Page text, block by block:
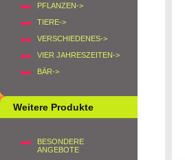
PFLANZEN->
TIERE->
VERSCHIEDENES->
VIER JAHRESZEITEN->
BÄR->
Weitere Produkte
BESONDERE
ANGEBOTE